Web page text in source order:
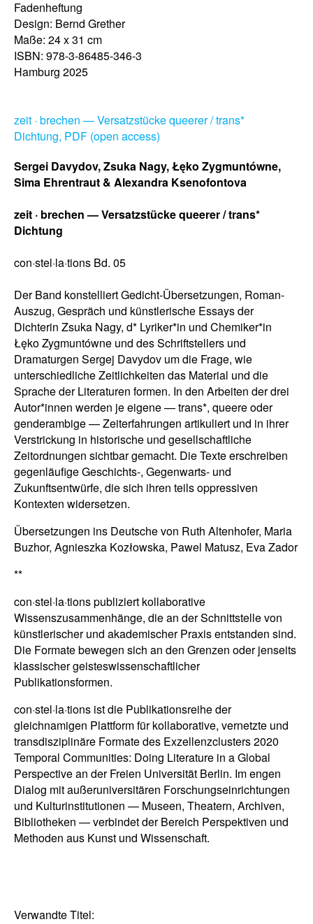
Sergei Davydov, Zsuka Nagy, Łęko Zygmuntówne,
Sima Ehrentraut & Alexandra Ksenofontova
zeit · brechen — Versatzstücke queerer / trans*
Dichtung
con·stel·la·tions Bd. 05
Der Band konstelliert Gedicht-Übersetzungen, Roman-
Auszug, Gespräch und künstlerische Essays der
Dichterin Zsuka Nagy, d* Lyriker*in und Chemiker*in
Łęko Zygmuntówne und des Schriftstellers und
Dramaturgen Sergej Davydov um die Frage, wie
unterschiedliche Zeitlichkeiten das Material und die
Sprache der Literaturen formen. In den Arbeiten der drei
Autor*innen werden je eigene — trans*, queere oder
genderambige — Zeiterfahrungen artikuliert und in ihrer
Verstrickung in historische und gesellschaftliche
Zeitordnungen sichtbar gemacht. Die Texte erschreiben
gegenläufige Geschichts-, Gegenwarts- und
Zukunftsentwürfe, die sich ihren teils oppressiven
Kontexten widersetzen.
Übersetzungen ins Deutsche von Ruth Altenhofer, Maria
Buzhor, Agnieszka Kozłowska, Pawel Matusz, Eva Zador
**
con·stel·la·tions publiziert kollaborative
Wissenszusammenhänge, die an der Schnittstelle von
künstlerischer und akademischer Praxis entstanden sind.
Die Formate bewegen sich an den Grenzen oder jenseits
klassischer geisteswissenschaftlicher
Publikationsformen.
con·stel·la·tions ist die Publikationsreihe der
gleichnamigen Plattform für kollaborative, vernetzte und
transdisziplinäre Formate des Exzellenzclusters 2020
Temporal Communities: Doing Literature in a Global
Perspective an der Freien Universität Berlin. Im engen
Dialog mit außeruniversitären Forschungseinrichtungen
und Kulturinstitutionen — Museen, Theatern, Archiven,
Bibliotheken — verbindet der Bereich Perspektiven und
Methoden aus Kunst und Wissenschaft.
Fadenheftung
Design: Bernd Grether
Maße: 24 x 31 cm
ISBN: 978-3-86485-346-3
Hamburg 2025
zeit · brechen — Versatzstücke queerer / trans*
Dichtung, PDF (open access)
Verwandte Titel: